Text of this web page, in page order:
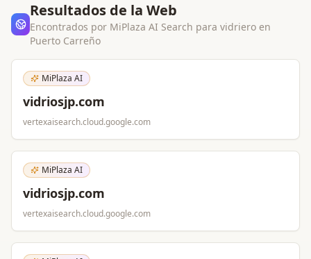
Resultados de la Web
Encontrados por MiPlaza AI Search paravidriero en
Puerto Carreño
MiPlaza AI
vidriosjp.com
vertexaisearch.cloud.google.com
MiPlaza AI
vidriosjp.com
vertexaisearch.cloud.google.com